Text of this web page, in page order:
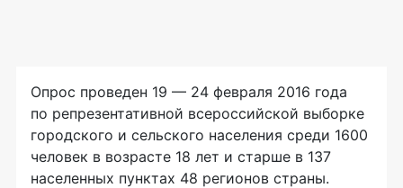
Опрос проведен 19 — 24 февраля 2016 года
по репрезентативной всероссийской выборке
городского и сельского населения среди 1600
человек в возрасте 18 лет и старше в 137
населенных пунктах 48 регионов страны.